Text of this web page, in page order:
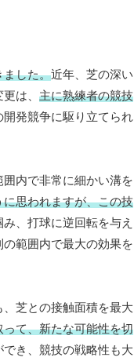
ました。近年、芝の深い
は、 主に熟練者の競技
発競争に駆り立てられ
内で非常に細かい溝を
思われますが、この技
、打球に逆回転を与え
範囲内で最大の効果を
芝との接触面積を最大
て、新たな可能性を切
き、競技の戦略性も大